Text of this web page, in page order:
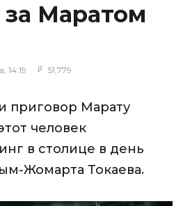
за Маратом
14:19 51,779
приговор Марату
человек
в столице в день
Жомарта Токаева.